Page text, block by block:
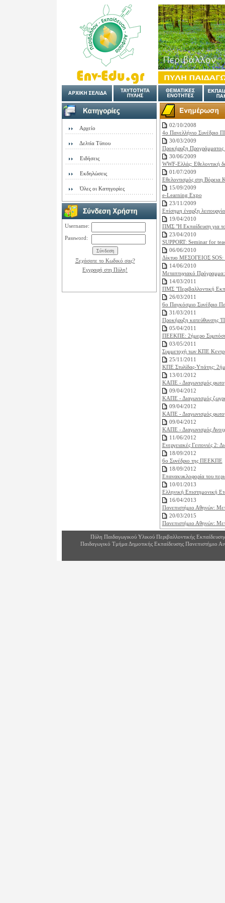
Αρχείο
Δελτία Τύπου
Ειδήσεις
Εκδηλώσεις
Όλες οι Κατηγορίες
Username:
Password:
Ξεχάσατε το Κωδικό σας?
Εγγραφή στη Πύλη!
02/10/2008
4ο Πανελλήνιο Συνέδριο
30/03/2009
Προκήρυξη Προγράμματος
30/06/2009
WWF-Ελλάς: Εθελοντική
01/07/2009
Εθελοντισμός στη
15/09/2009
e-Learning Expo
23/11/2009
Επίσημη έναρξη
19/04/2010
ΠΜΣ "Η Εκπαίδευση για το
23/04/2010
SUPPORT: Seminar for
06/06/2010
Δίκτυο ΜΕΣΟΓΕΙΟΣ SOS:
14/06/2010
Μεταπτυχιακό Πρόγραμμα:
14/03/2011
ΠΜΣ "Περιβαλλοντική
26/03/2011
6ο Παγκόσμιο Συνέδριο
31/03/2011
Προκήρυξη κατεύθυνσης
05/04/2011
ΠΕΕΚΠΕ: 2ήμερο
03/05/2011
Συμμετοχή των ΚΠΕ
25/11/2011
ΚΠΕ Στυλίδας-Υπάτης:
13/01/2012
ΚΑΠΕ - Διαγωνισμός
09/04/2012
ΚΑΠΕ - Διαγωνισμός
09/04/2012
ΚΑΠΕ - Διαγωνισμός
09/04/2012
ΚΑΠΕ - Διαγωνισμός
11/06/2012
Ενεργειακές Γειτονιές 2:
18/09/2012
6ο Συνέδριο της ΠΕΕΚΠΕ
18/09/2012
Επανακυκλοφορία του
10/01/2013
Ελληνική Επιστημονική
16/04/2013
Πανεπιστήμιο Αθηνών:
20/03/2015
Πανεπιστήμιο Αθηνών:
Πύλη Παιδαγωγικού Υλικού Περιβαλλοντικής
Παιδαγωγικό Τμήμα Δημοτικής Εκπαίδευσης Πανεπιστήμιο